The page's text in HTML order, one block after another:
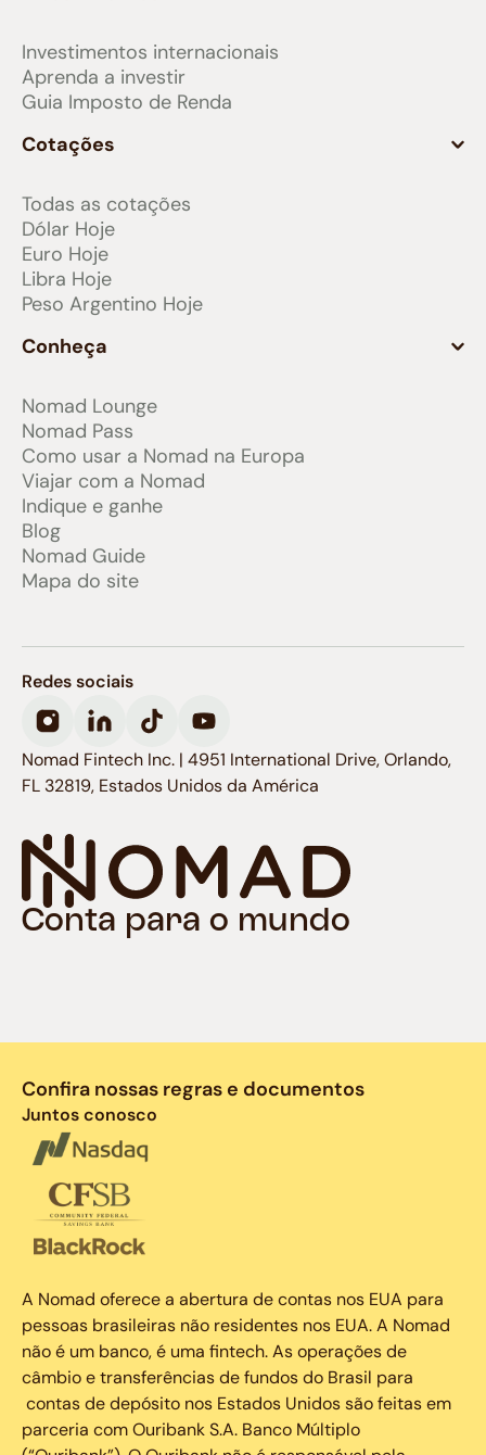
Investimentos internacionais
Aprenda a investir
Guia Imposto de Renda
Cotações
Todas as cotações
Dólar Hoje
Euro Hoje
Libra Hoje
Peso Argentino Hoje
Conheça
Nomad Lounge
Nomad Pass
Como usar a Nomad na Europa
Viajar com a Nomad
Indique e ganhe
Blog
Nomad Guide
Mapa do site
Conta para o mundo
Redes sociais
Nomad Fintech Inc. | 4951 International Drive, Orlando,
FL 32819, Estados Unidos da América
Confira nossas regras e documentos
Juntos conosco
A Nomad oferece a abertura de contas nos EUA para
pessoas brasileiras não residentes nos EUA. A Nomad
não é um banco, é uma fintech. As operações de
câmbio e transferências de fundos do Brasil para
contas de depósito nos Estados Unidos são feitas em
parceria com Ouribank S.A. Banco Múltiplo